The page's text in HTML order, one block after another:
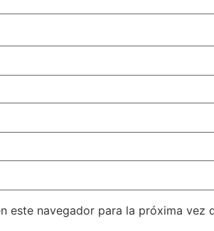
navegador para la próxima vez